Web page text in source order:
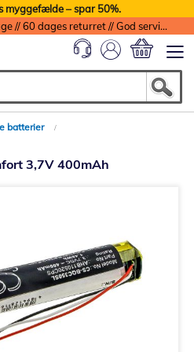
myggefælde – spar 50%.
Billig fragt // Levering 1-2 dage // 60 dages returret // God service med garanti
batterier
3,7V 400mAh